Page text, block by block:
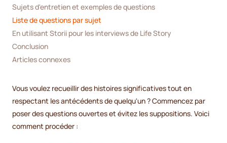
Sujets d'entretien et exemples de questions
Liste de questions par sujet
En utilisant Storii pour les interviews de Life Story
Conclusion
Articles connexes
Vous voulez recueillir des histoires significatives tout en
respectant les antécédents de quelqu'un ? Commencez par
poser des questions ouvertes et évitez les suppositions. Voici
comment procéder :